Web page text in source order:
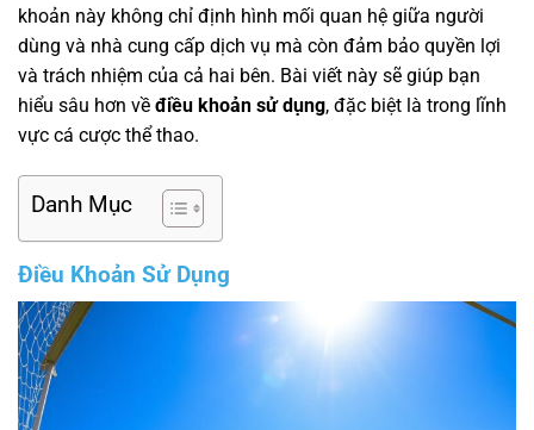
khoản này không chỉ định hình mối quan hệ giữa người
dùng và nhà cung cấp dịch vụ mà còn đảm bảo quyền lợi
và trách nhiệm của cả hai bên. Bài viết này sẽ giúp bạn
hiểu sâu hơn về điều khoản sử dụng, đặc biệt là trong lĩnh
vực cá cược thể thao.
Danh Mục
Điều Khoản Sử Dụng